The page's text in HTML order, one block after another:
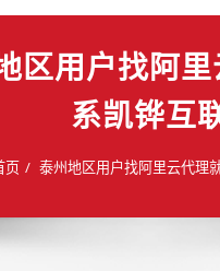
导
区用户找阿
系凯铧互
页 泰州地区用户找阿里云代理